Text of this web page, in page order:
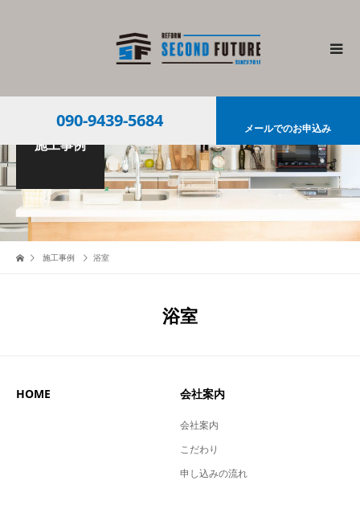
090-9439-5684 メールでのお申込み
施工事例
施工事例 浴室
浴室
HOME 会社案内
会社案内
こだわり
申し込みの流れ